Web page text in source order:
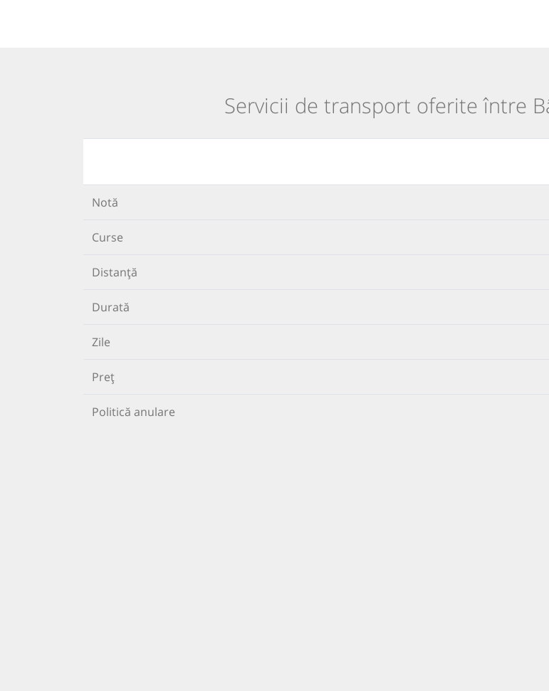
Servicii de transport oferite între
Notă
Curse
Distanță
Durată
Zile
Preț
Politică anulare